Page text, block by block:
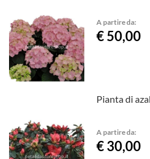
A partire da:
€ 50,00
Pianta di
A partire da:
€ 30,00